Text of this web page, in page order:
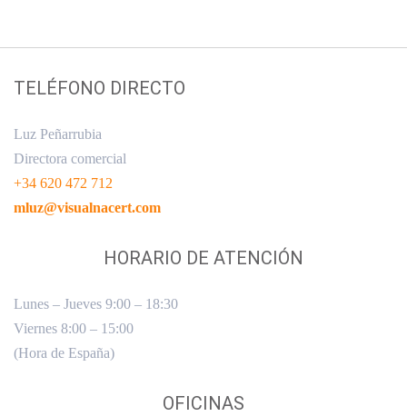
navigation
content
TELÉFONO DIRECTO
Luz Peñarrubia
Directora comercial
+34 620 472 712
mluz@visualnacert.com
HORARIO DE ATENCIÓN
Lunes – Jueves 9:00 – 18:30
Viernes 8:00 – 15:00
(Hora de España)
OFICINAS